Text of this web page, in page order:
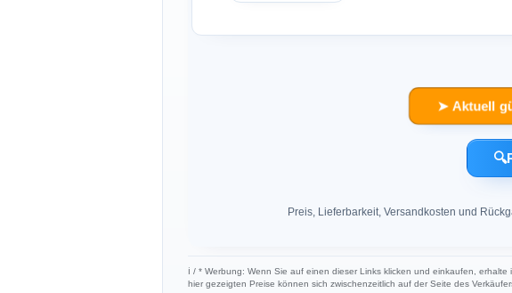
➤ Aktuell
🔍
Preis, Lieferbarkeit, Versandkosten und
ℹ︎ / * Werbung: Wenn Sie auf einen dieser Links klicken und einkaufen,
hier gezeigten Preise können sich zwischenzeitlich auf der Seite des